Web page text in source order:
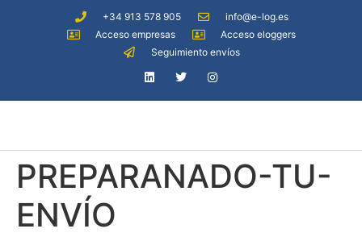
+34 913 578 905
info@e-log.es
Acceso empresas
Acceso eloggers
Seguimiento envíos
PREPARANADO-TU-
ENVÍO